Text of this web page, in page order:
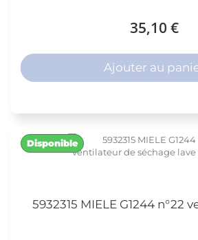
35,10 €
Ajouter au
5932315 MIELE G1244 n°22
Disponible